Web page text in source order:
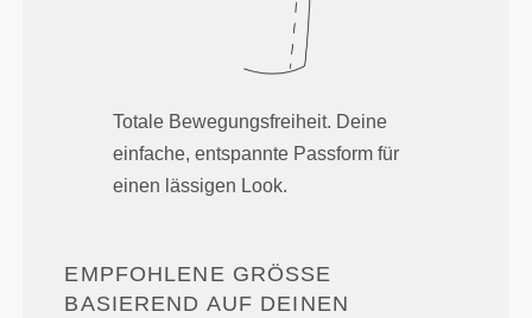
Totale Bewegungsfreiheit. Deine
einfache, entspannte Passform für
einen lässigen Look.
EMPFOHLENE GRÖSSE B
ASIEREND AUF DEINEN K